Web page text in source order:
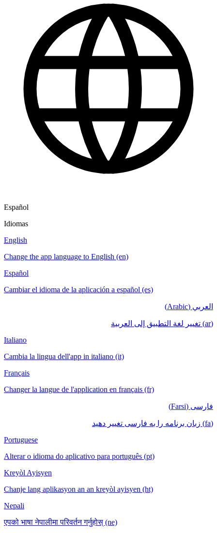
Español
Idiomas
English
Change the app language to English (en)
Español
Cambiar el idioma de la aplicación a español (es)
العربي (Arabic)
(ar) تغيير لغة التطبيق إلى العربية
Italiano
Cambia la lingua dell'app in italiano (it)
Français
Changer la langue de l'application en français (fr)
فارسی (Farsi)
(fa) زبان برنامه را به فارسی تغییر دهید
Portuguese
Alterar o idioma do aplicativo para português (pt)
Kreyòl Ayisyen
Chanje lang aplikasyon an an kreyòl ayisyen (ht)
Nepali
एपको भाषा नेपालीमा परिवर्तन गर्नुहोस् (ne)